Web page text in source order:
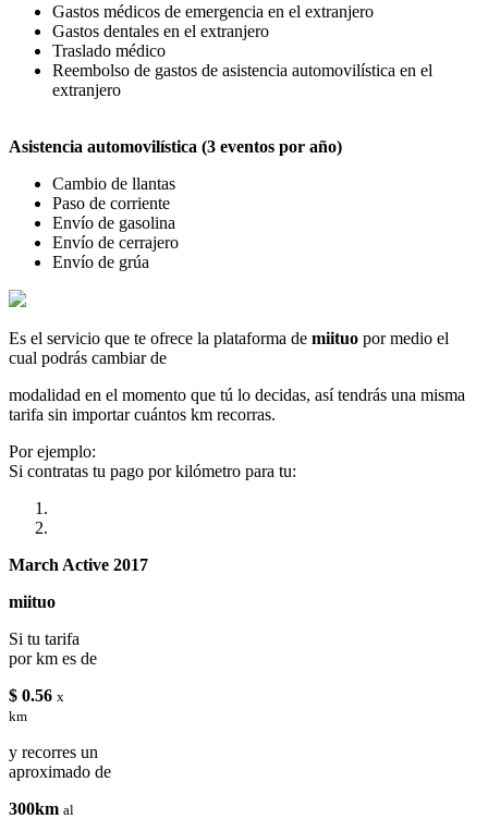
Gastos médicos de emergencia en el extranjero
Gastos dentales en el extranjero
Traslado médico
Reembolso de gastos de asistencia automovilística en el
extranjero
Asistencia automovilística (3 eventos por año)
Cambio de llantas
Paso de corriente
Envío de gasolina
Envío de cerrajero
Envío de grúa
Es el servicio que te ofrece la plataforma de miituo por medio el
cual podrás cambiar de
modalidad en el momento que tú lo decidas, así tendrás una misma
tarifa sin importar cuántos km recorras.
Por ejemplo:
Si contratas tu pago por kilómetro para tu:
March Active 2017
miituo
Si tu tarifa
por km es de
$ 0.56 x
km
y recorres un
aproximado de
300km al